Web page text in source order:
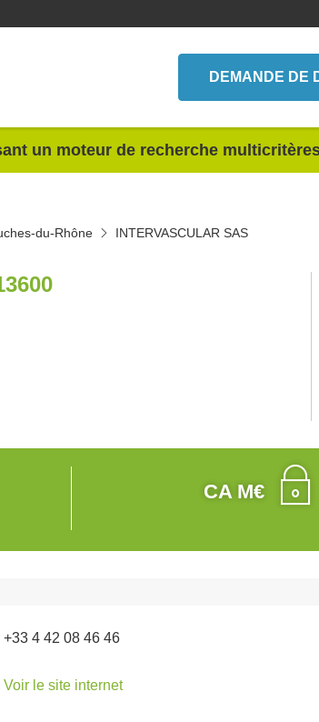
DEMANDE DE
un moteur de recherche
du-Rhône INTERVASCULAR SAS
CA M€
+33 4 42 08 46 46
Voir le site internet